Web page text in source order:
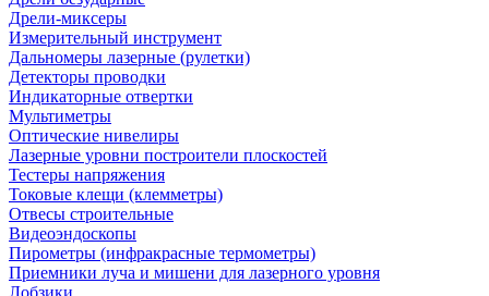
Дрели-миксеры
Измерительный инструмент
Дальномеры лазерные (рулетки)
Детекторы проводки
Индикаторные отвертки
Мультиметры
Оптические нивелиры
Лазерные уровни построители плоскостей
Тестеры напряжения
Токовые клещи (клемметры)
Отвесы строительные
Видеоэндоскопы
Пирометры (инфракрасные термометры)
Приемники луча и мишени для лазерного уровня
Лобзики